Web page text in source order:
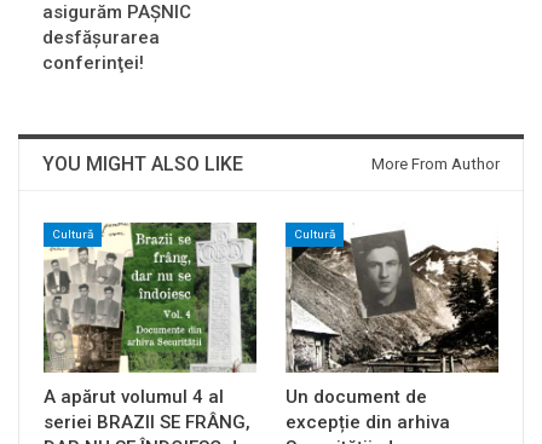
asigurăm PAŞNIC
desfăşurarea
conferinţei!
YOU MIGHT ALSO LIKE More From Author
Cultură
A apărut volumul 4 al
seriei BRAZII SE FRÂNG,
Cultură
Un document de
excepție din arhiva